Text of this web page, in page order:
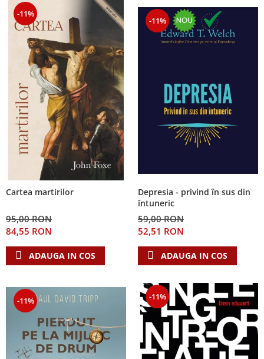
-11%
Cartea martirilor
95,00 RON
84,55 RON
ADAUGA IN COS
-11%
Depresia - privind în sus din
întuneric
59,00 RON
52,51 RON
ADAUGA IN COS
-11% -11%